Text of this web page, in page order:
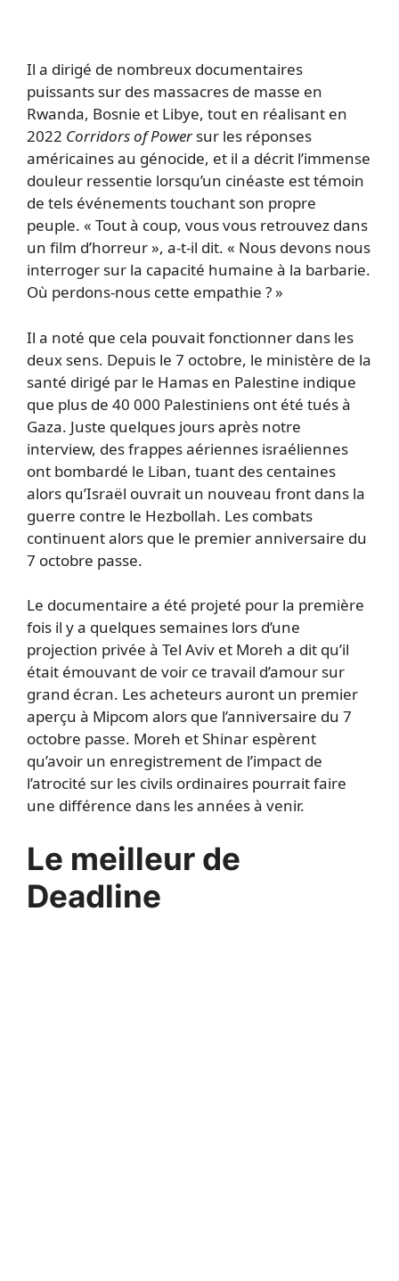
Il a dirigé de nombreux documentaires
puissants sur des massacres de masse en
Rwanda, Bosnie et Libye, tout en réalisant en
2022 Corridors of Powersur les réponses
américaines au génocide, et il a décrit l’immense
douleur ressentie lorsqu’un cinéaste est témoin
de tels événements touchant son propre
peuple. « Tout à coup, vous vous retrouvez dans
un film d’horreur », a-t-il dit. « Nous devons nous
interroger sur la capacité humaine à la barbarie.
Où perdons-nous cette empathie ? »
Il a noté que cela pouvait fonctionner dans les
deux sens. Depuis le 7 octobre, le ministère de la
santé dirigé par le Hamas en Palestine indique
que plus de 40 000 Palestiniens ont été tués à
Gaza. Juste quelques jours après notre
interview, des frappes aériennes israéliennes
ont bombardé le Liban, tuant des centaines
alors qu’Israël ouvrait un nouveau front dans la
guerre contre le Hezbollah. Les combats
continuent alors que le premier anniversaire du
7 octobre passe.
Le documentaire a été projeté pour la première
fois il y a quelques semaines lors d’une
projection privée à Tel Aviv et Moreh a dit qu’il
était émouvant de voir ce travail d’amour sur
grand écran. Les acheteurs auront un premier
aperçu à Mipcom alors que l’anniversaire du 7
octobre passe. Moreh et Shinar espèrent
qu’avoir un enregistrement de l’impact de
l’atrocité sur les civils ordinaires pourrait faire
une différence dans les années à venir.
Le meilleur de
Deadline